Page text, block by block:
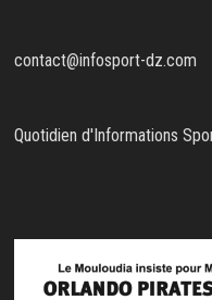
contact@infosport-dz.com
Quotidien d'Informations